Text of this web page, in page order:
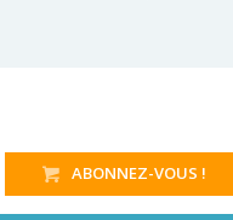
ABONNEZ-VOUS !